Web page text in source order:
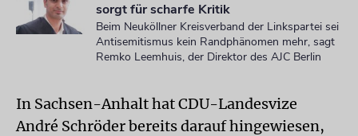
sorgt für scharfe Kritik
Beim Neuköllner Kreisverband der Linkspartei sei
Antisemitismus kein Randphänomen mehr, sagt
Remko Leemhuis, der Direktor des AJC Berlin
In Sachsen-Anhalt hat CDU-Landesvize
André Schröder bereits darauf hingewiesen,